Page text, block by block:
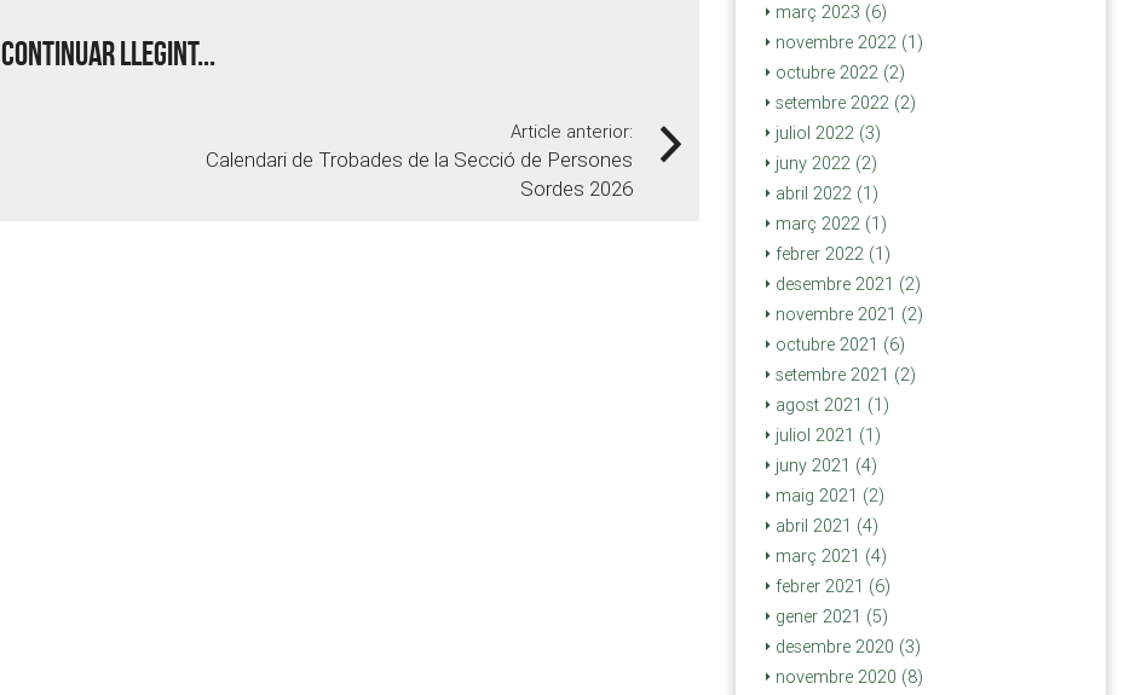
Continuar llegint...
Article anterior:
Calendari de Trobades de la Secció de Persones
Sordes 2026
març 2023 (6)
novembre 2022 (1)
octubre 2022 (2)
setembre 2022 (2)
juliol 2022 (3)
juny 2022 (2)
abril 2022 (1)
març 2022 (1)
febrer 2022 (1)
desembre 2021 (2)
novembre 2021 (2)
octubre 2021 (6)
setembre 2021 (2)
agost 2021 (1)
juliol 2021 (1)
juny 2021 (4)
maig 2021 (2)
abril 2021 (4)
març 2021 (4)
febrer 2021 (6)
gener 2021 (5)
desembre 2020 (3)
novembre 2020 (8)